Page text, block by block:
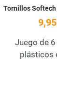
Tornillos
Juego de
plásticos